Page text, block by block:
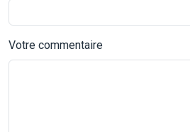
Votre commentaire